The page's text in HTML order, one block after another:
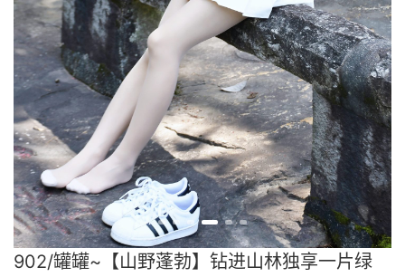
902/罐罐~【山野蓬勃】钻进山林独享一片绿